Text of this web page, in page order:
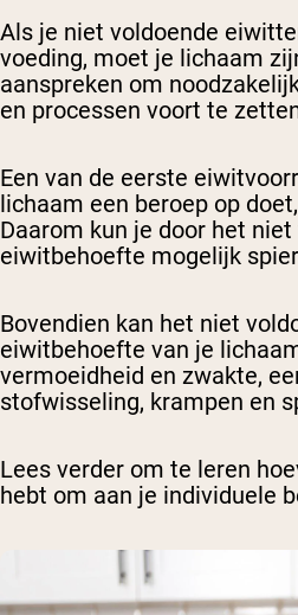
Als je niet voldoende
voeding, moet je lichaam
aanspreken om
en processen voort te
Een van de eerste
lichaam een beroep op
Daarom kun je door het
eiwitbehoefte mogelijk
Bovendien kan het niet
eiwitbehoefte van je
vermoeidheid en zwakte,
stofwisseling, krampen en
Lees verder om te leren
hebt om aan je individuele